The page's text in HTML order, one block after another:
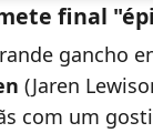
final
gancho
(Jaren
com um